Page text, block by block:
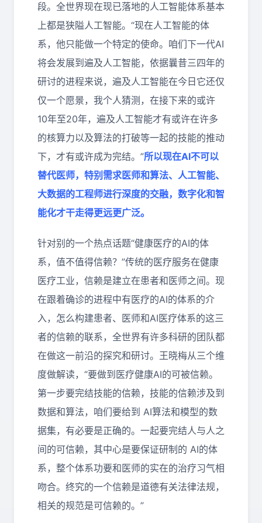
段。全世界现在现已落地的人工智能体系基本
上都是狭隘人工智能。“现在人工智能的体
系，他只能做一个特定的使命。咱们下一代AI
将会发展到遍及人工智能，依据曩昔三四年的
研讨的进程来说，遍及人工智能在今日它还仅
仅一个愿景，我个人猜测，在接下来的或许
10年至20年，遍及人工智能才有或许在许多
的核算力以及算法的打破等一起的技能的推动
下，才有或许成为完结。”所以现在AI不可以
替代医师，特别需求医师和算法、人工智能、
大数据的工程师进行深度的交融，数字化和智
能化才干走得更远更广泛。
针对别的一个热点话题“健康医疗的AI的体
系，值不值得信赖？”传统的医疗服务在健康
医疗工业，信赖是建立在患者和医师之间。现
在跟着确诊的进程中有医疗的AI的体系的介
入，怎么构建患者、医师和AI医疗体系的这三
者的信赖的联系，全世界有许多科研的团队都
在做这一前沿的探究和研讨。王晓梅从三个维
度做解读，“要做到医疗健康AI的可被信赖。
第一步要完结技能的信赖，技能的信赖涉及到
数据和算法，咱们要给到 AI算法和模型的数
据集，有必要是正确的。一起要完结人与人之
间的可信赖，其中心是要保证研制的 AI的体
系，整个体系功要和医师的实在的治疗习气相
吻合。终究的一个信赖是道德有关法律法规，
相关的规范是可信赖的。”